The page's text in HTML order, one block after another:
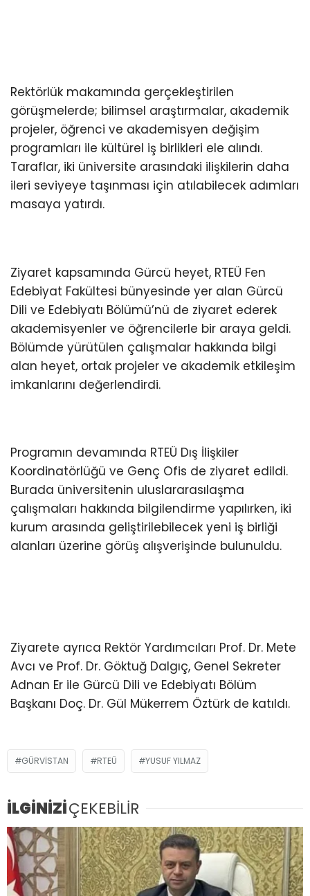
Rektörlük makamında gerçekleştirilen
görüşmelerde; bilimsel araştırmalar, akademik
projeler, öğrenci ve akademisyen değişim
programları ile kültürel iş birlikleri ele alındı.
Taraflar, iki üniversite arasındaki ilişkilerin daha
ileri seviyeye taşınması için atılabilecek adımları
masaya yatırdı.
Ziyaret kapsamında Gürcü heyet, RTEÜ Fen
Edebiyat Fakültesi bünyesinde yer alan Gürcü
Dili ve Edebiyatı Bölümü’nü de ziyaret ederek
akademisyenler ve öğrencilerle bir araya geldi.
Bölümde yürütülen çalışmalar hakkında bilgi
alan heyet, ortak projeler ve akademik etkileşim
imkanlarını değerlendirdi.
Programın devamında RTEÜ Dış İlişkiler
Koordinatörlüğü ve Genç Ofis de ziyaret edildi.
Burada üniversitenin uluslararasılaşma
çalışmaları hakkında bilgilendirme yapılırken, iki
kurum arasında geliştirilebilecek yeni iş birliği
alanları üzerine görüş alışverişinde bulunuldu.
Ziyarete ayrıca Rektör Yardımcıları Prof. Dr. Mete
Avcı ve Prof. Dr. Göktuğ Dalgıç, Genel Sekreter
Adnan Er ile Gürcü Dili ve Edebiyatı Bölüm
Başkanı Doç. Dr. Gül Mükerrem Öztürk de katıldı.
GÜRVISTAN RTEÜ YUSUF YILMAZ
İLGİNİZİÇEKEBİLİR